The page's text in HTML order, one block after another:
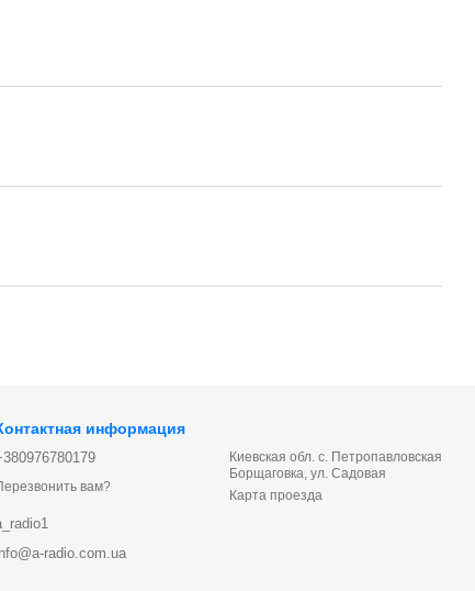
информация
вам?
radio.com.ua
Киевская обл. с. Петропавловская
Борщаговка, ул. Садовая
Карта проезда